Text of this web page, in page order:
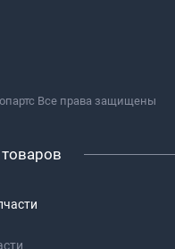
Все права защищены